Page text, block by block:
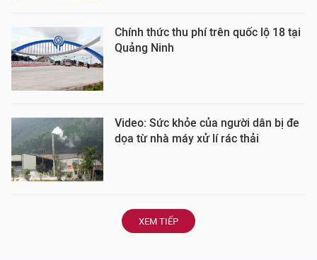
Chính thức thu phí trên quốc lộ 18 tại
Quảng Ninh
Video: Sức khỏe của người dân bị đe
dọa từ nhà máy xử lí rác thải
XEM TIẾP